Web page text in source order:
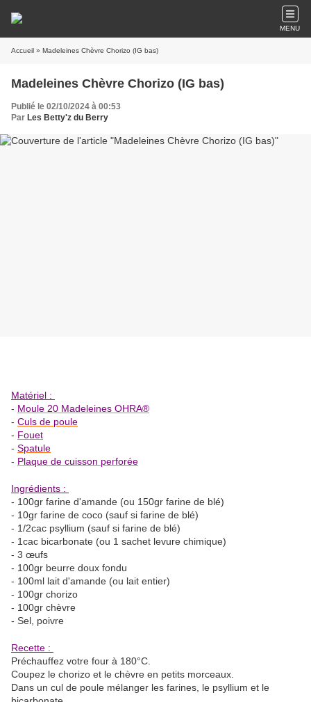
MENU
Accueil » Madeleines Chèvre Chorizo (IG bas)
Madeleines Chèvre Chorizo (IG bas)
Publié le 02/10/2024 à 00:53
Par Les Betty'z du Berry
Matériel :
- Moule 20 Madeleines OHRA®
- Culs de poule
- Fouet
- Spatule
- Plaque de cuisson perforée
Ingrédients :
- 100gr farine d'amande (ou 150gr farine de blé)
- 10gr farine de coco (sauf si farine de blé)
- 1/2cac psyllium (sauf si farine de blé)
- 1cac bicarbonate (ou 1 sachet levure chimique)
- 3 œufs
- 100gr beurre doux fondu
- 100ml lait d'amande (ou lait entier)
- 100gr chorizo
- 100gr chèvre
- Sel, poivre
Recette :
Préchauffez votre four à 180°C.
Coupez le chorizo et le chèvre en petits morceaux.
Dans un cul de poule mélanger les farines, le psyllium et le